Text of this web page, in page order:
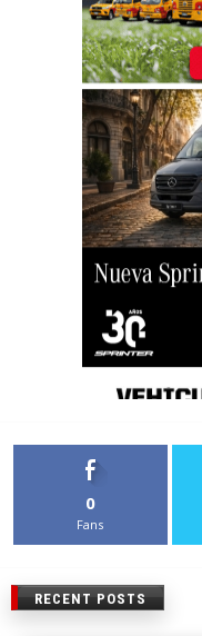
0
Fans
RECENT POSTS